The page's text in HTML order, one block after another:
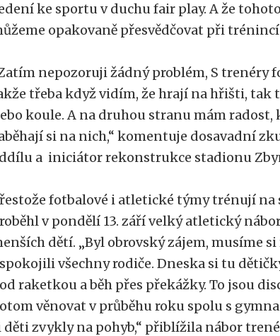
ke sportu v duchu fair play. A že
opakovaně přesvědčovat při
nepozoruji žádný problém, S trenéry
třeba když vidím, že hrají na hřišti, tak
koule. A na druhou stranu mám
si na nich,“ komentuje dosavadní
a iniciátor rekonstrukce stadionu
fotbalové i atletické týmy trénují
v pondělí 13. září velký atletický
dětí. „Byl obrovský zájem, musíme
všechny rodiče. Dneska si tu
raketkou a běh přes překážky. To jsou
věnovat v průběhu roku spolu s
děti zvykly na pohyb,“ přiblížila nábor